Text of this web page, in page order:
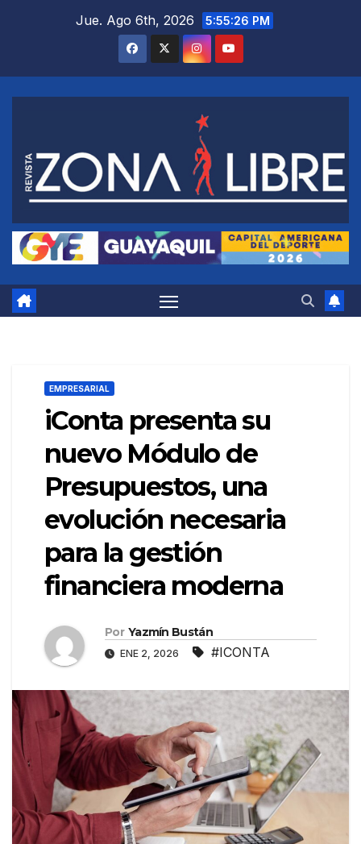
Jue. Ago 6th, 2026 5:55:27 PM
EMPRESARIAL
iConta presenta su
nuevo Módulo de
Presupuestos, una
evolución necesaria
para la gestión
financiera moderna
Por Yazmín Bustán
ENE 2, 2026 #ICONTA